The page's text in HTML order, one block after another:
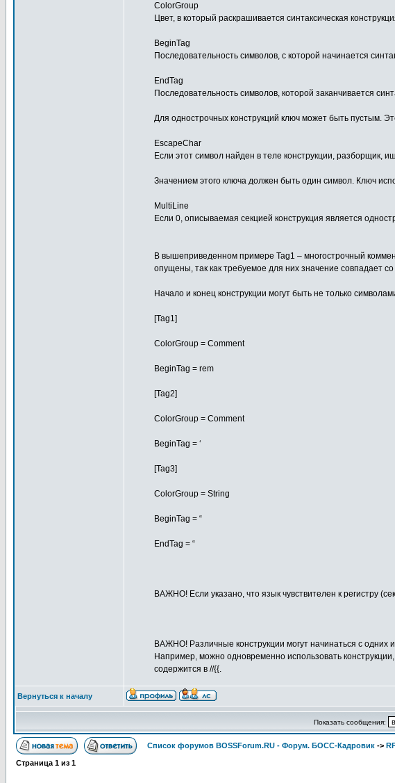
ColorGroup
Цвет, в который раскрашивается синтаксическая
BeginTag
Последовательность символов, с которой начинается
EndTag
Последовательность символов, которой заканчивается
Для однострочных конструкций ключ может быть пустым.
EscapeChar
Если этот символ найден в теле конструкции,
Значением этого ключа должен быть один символ. Ключ
MultiLine
Если 0, описываемая секцией конструкция является
В вышеприведенном примере Tag1 – многострочный
опущены, так как требуемое для них значение совпадает
Начало и конец конструкции могут быть не только
[Tag1]
ColorGroup = Comment
BeginTag = rem
[Tag2]
ColorGroup = Comment
BeginTag = ‘
[Tag3]
ColorGroup = String
BeginTag = “
EndTag = “
ВАЖНО! Если указано, что язык чувствителен к регистру
ВАЖНО! Различные конструкции могут начинаться с одних
Например, можно одновременно использовать
содержится в //{{.
Вернуться к началу
Показать сообщения:
Список форумов BOSSForum.RU - Форум. БОСС-Кадровик ->
Страница 1 из 1